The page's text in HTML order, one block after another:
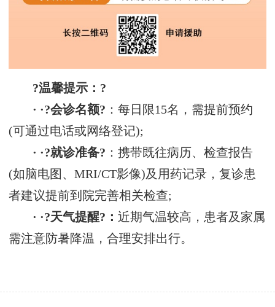
?温馨提示：?
· ·?会诊名额? ：每日限15名，需提前预约
(可通过电话或网络登记);
· ·?就诊准备? ：携带既往病历、检查报告
(如脑电图、MRI/CT影像)及用药记录，复诊患
者建议提前到院完善相关检查;
· ·?天气提醒?：近期气温较高，患者及家属
需注意防暑降温，合理安排出行。